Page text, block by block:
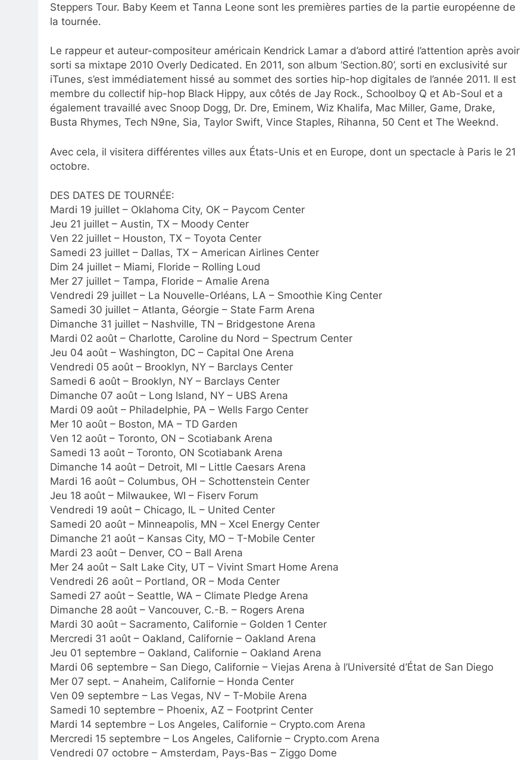
Steppers Tour. Baby Keem et Tanna Leone sont les premières parties de la partie européenne de
la tournée.
Le rappeur et auteur-compositeur américain Kendrick Lamar a d’abord attiré l’attention après avoir
sorti sa mixtape 2010 Overly Dedicated. En 2011, son album ‘Section.80’, sorti en exclusivité sur
iTunes, s’est immédiatement hissé au sommet des sorties hip-hop digitales de l’année 2011. Il est
membre du collectif hip-hop Black Hippy, aux côtés de Jay Rock., Schoolboy Q et Ab-Soul et a
également travaillé avec Snoop Dogg, Dr. Dre, Eminem, Wiz Khalifa, Mac Miller, Game, Drake,
Busta Rhymes, Tech N9ne, Sia, Taylor Swift, Vince Staples, Rihanna, 50 Cent et The Weeknd.
Avec cela, il visitera différentes villes aux États-Unis et en Europe, dont un spectacle à Paris le 21
octobre.
DES DATES DE TOURNÉE:
Mardi 19 juillet – Oklahoma City, OK – Paycom Center
Jeu 21 juillet – Austin, TX – Moody Center
Ven 22 juillet – Houston, TX – Toyota Center
Samedi 23 juillet – Dallas, TX – American Airlines Center
Dim 24 juillet – Miami, Floride – Rolling Loud
Mer 27 juillet – Tampa, Floride – Amalie Arena
Vendredi 29 juillet – La Nouvelle-Orléans, LA – Smoothie King Center
Samedi 30 juillet – Atlanta, Géorgie – State Farm Arena
Dimanche 31 juillet – Nashville, TN – Bridgestone Arena
Mardi 02 août – Charlotte, Caroline du Nord – Spectrum Center
Jeu 04 août – Washington, DC – Capital One Arena
Vendredi 05 août – Brooklyn, NY – Barclays Center
Samedi 6 août – Brooklyn, NY – Barclays Center
Dimanche 07 août – Long Island, NY – UBS Arena
Mardi 09 août – Philadelphie, PA – Wells Fargo Center
Mer 10 août – Boston, MA – TD Garden
Ven 12 août – Toronto, ON – Scotiabank Arena
Samedi 13 août – Toronto, ON Scotiabank Arena
Dimanche 14 août – Detroit, MI – Little Caesars Arena
Mardi 16 août – Columbus, OH – Schottenstein Center
Jeu 18 août – Milwaukee, WI – Fiserv Forum
Vendredi 19 août – Chicago, IL – United Center
Samedi 20 août – Minneapolis, MN – Xcel Energy Center
Dimanche 21 août – Kansas City, MO – T-Mobile Center
Mardi 23 août – Denver, CO – Ball Arena
Mer 24 août – Salt Lake City, UT – Vivint Smart Home Arena
Vendredi 26 août – Portland, OR – Moda Center
Samedi 27 août – Seattle, WA – Climate Pledge Arena
Dimanche 28 août – Vancouver, C.-B. – Rogers Arena
Mardi 30 août – Sacramento, Californie – Golden 1 Center
Mercredi 31 août – Oakland, Californie – Oakland Arena
Jeu 01 septembre – Oakland, Californie – Oakland Arena
Mardi 06 septembre – San Diego, Californie – Viejas Arena à l’Université d’État de San Diego
Mer 07 sept. – Anaheim, Californie – Honda Center
Ven 09 septembre – Las Vegas, NV – T-Mobile Arena
Samedi 10 septembre – Phoenix, AZ – Footprint Center
Mardi 14 septembre – Los Angeles, Californie – Crypto.com Arena
Mercredi 15 septembre – Los Angeles, Californie – Crypto.com Arena
Vendredi 07 octobre – Amsterdam, Pays-Bas – Ziggo Dome